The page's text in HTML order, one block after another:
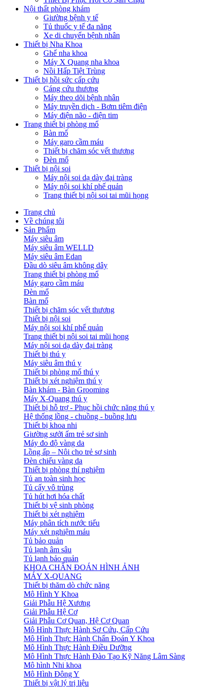
Nội thất phòng khám
Giường bệnh y tế
Tủ thuốc y tế đa năng
Xe di chuyển bệnh nhân
Thiết bị Nha Khoa
Ghế nha khoa
Máy X Quang nha khoa
Nồi Hấp Tiệt Trùng
Thiết bị hồi sức cấp cứu
Cáng cứu thương
Máy theo dõi bệnh nhân
Máy truyền dịch - Bơm tiêm điện
Máy điện não - điện tim
Trang thiết bị phòng mổ
Bàn mổ
Máy garo cầm máu
Thiết bị chăm sóc vết thương
Đèn mổ
Thiết bị nội soi
Máy nội soi dạ dày đại tràng
Máy nội soi khí phế quản
Trang thiết bị nội soi tai mũi họng
Trang chủ
Về chúng tôi
Sản Phẩm
Máy siêu âm
Máy siêu âm WELLD
Máy siêu âm Edan
Đầu dò siêu âm không dây
Trang thiết bị phòng mổ
Máy garo cầm máu
Đèn mổ
Bàn mổ
Thiết bị chăm sóc vết thương
Thiết bị nội soi
Máy nội soi khí phế quản
Trang thiết bị nội soi tai mũi họng
Máy nội soi dạ dày đại tràng
Thiết bị thú y
Máy siêu âm thú y
Thiết bị phòng mổ thú y
Thiết bị xét nghiệm thú y
Bàn khám - Bàn Grooming
Máy X-Quang thú y
Thiết bị hỗ trợ - Phục hồi chức năng thú y
Hệ thống lồng - chuồng - buồng lưu
Thiết bị khoa nhi
Giường sưởi ấm trẻ sơ sinh
Máy đo độ vàng da
Lồng ấp – Nôi cho trẻ sơ sinh
Đèn chiếu vàng da
Thiết bị phòng thí nghiệm
Tủ an toàn sinh học
Tủ cấy vô trùng
Tủ hút hơi hóa chất
Thiết bị vệ sinh phòng
Thiết bị xét nghiệm
Máy phân tích nước tiểu
Máy xét nghiệm máu
Tủ bảo quản
Tủ lạnh âm sâu
Tủ lạnh bảo quản
KHOA CHẨN ĐOÁN HÌNH ẢNH
MÁY X-QUANG
Thiết bị thăm dò chức năng
Mô Hình Y Khoa
Giải Phẫu Hệ Xương
Giải Phẫu Hệ Cơ
Giải Phẫu Cơ Quan, Hệ Cơ Quan
Mô Hình Thực Hành Sơ Cứu, Cấp Cứu
Mô Hình Thực Hành Chẩn Đoán Y Khoa
Mô Hình Thực Hành Điều Dưỡng
Mô Hình Thực Hành Đào Tạo Kỹ Năng Lâm Sàng
Mô hình Nhi khoa
Mô Hình Đông Y
Thiết bị vật lý trị liệu